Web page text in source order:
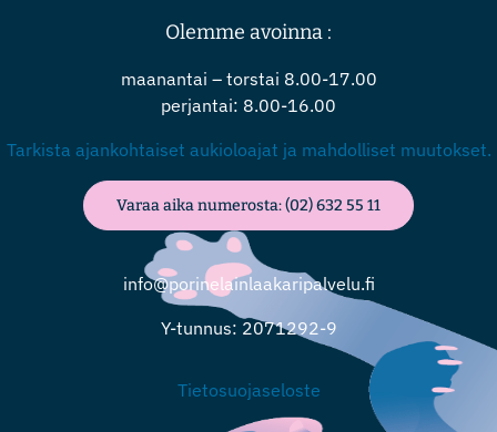
Olemme avoinna :
maanantai – torstai 8.00-17.00
perjantai: 8.00-16.00
Tarkista ajankohtaiset aukioloajat ja mahdolliset muutokset.
Varaa aika numerosta: (02) 632 55 11
info@porinelainlaakaripalvelu.fi
Y-tunnus: 2071292-9
Tietosuojaseloste